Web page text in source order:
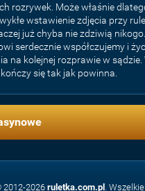
rozrywek. Może właśnie
wstawienie zdjęcia przy
już chyba nie zdziwią
serdecznie współczujemy i
na kolejnej rozprawie w sądzie.
się tak jak powinna.
2012-2026 ruletka.com.pl .